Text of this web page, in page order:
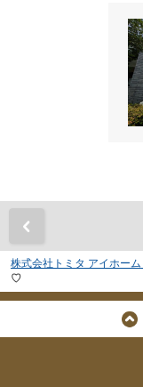
株式会社トミタ アイホーム
♡